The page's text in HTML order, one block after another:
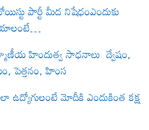
పార్టీ మీద నిషేధంఎందుకు
హిందుత్వ సాధనాలు ద్వేషం,
పెత్తనం, హింస
ఉద్యోగులంటే మోదీకి ఎందుకింత కక్ష